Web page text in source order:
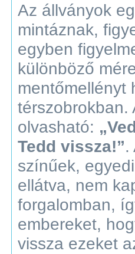
Az állványok
mintáznak,
egyben
különböző
mentőmellényt
térszobrokban.
olvasható:
Tedd vissza!”.
színűek,
ellátva, nem
forgalomban,
embereket,
vissza ezeket